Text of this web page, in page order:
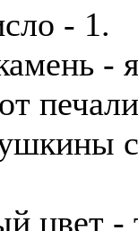
- 1.
-
цвет -